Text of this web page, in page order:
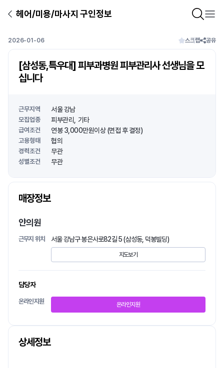
헤어/미용/마사지 구인정보
2026-01-06 스크랩 공유
[삼성동,특우대] 피부과병원 피부관리사 선생님을 모
십니다
근무지역 서울 강남
모집업종 피부관리 기타
급여조건 연봉 3,000만원이상 (면접 후 결정)
고용형태 협의
경력조건 무관
성별조건 무관
매장정보
얀의원
근무지 위치 서울 강남구 봉은사로82길 5 (삼성동, 덕봉빌딩)
지도보기
담당자
온라인지원 온라인지원
상세정보